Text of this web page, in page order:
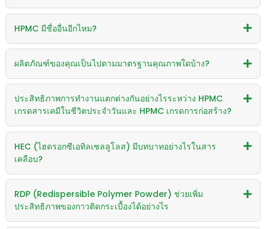
HPMC มีชื่ออื่นอีกไหม?
ผลิตภัณฑ์ของคุณเป็นไปตามมาตรฐานคุณภาพใดบ้าง?
ประสิทธิภาพการทำงานแตกต่างกันอย่างไรระหว่าง HPMC
เกรดสารเคมีในชีวิตประจำวันและ HPMC เกรดการก่อสร้าง?
HEC (ไฮดรอกซีเอทิลเซลลูโลส) มีบทบาทอย่างไรในสาร
เคลือบ?
RDP (Redispersible Polymer Powder) ช่วยเพิ่ม
ประสิทธิภาพของกาวติดกระเบื้องได้อย่างไร